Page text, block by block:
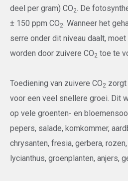
deel per gram) CO2. De
± 150 ppm CO2. Wanneer het
serre onder dit niveau daalt,
worden door zuivere CO2 toe te
Toediening van zuivere CO2 zorgt
voor een veel snellere groei. Dit
op vele groenten- en
pepers, salade, komkommer,
chrysanten, fresia, gerbera,
lycianthus, groenplanten, anjers,